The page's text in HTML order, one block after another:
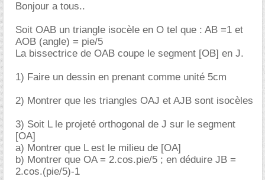
Bonjour a tous..
Soit OAB un triangle isocèle en O tel que : AB =1 et
AOB (angle) = pie/5
La bissectrice de OAB coupe le segment [OB] en J.
1) Faire un dessin en prenant comme unité 5cm
2) Montrer que les triangles OAJ et AJB sont isocèles
3) Soit L le projeté orthogonal de J sur le segment
[OA]
a) Montrer que L est le milieu de [OA]
b) Montrer que OA = 2.cos.pie/5 ; en déduire JB =
2.cos.(pie/5)-1